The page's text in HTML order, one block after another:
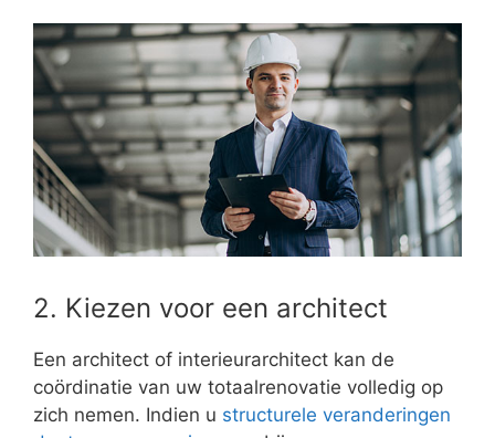
2. Kiezen voor een architect
Een architect of interieurarchitect kan de
coördinatie van uw totaalrenovatie volledig op
zich nemen. Indien u structurele veranderingen